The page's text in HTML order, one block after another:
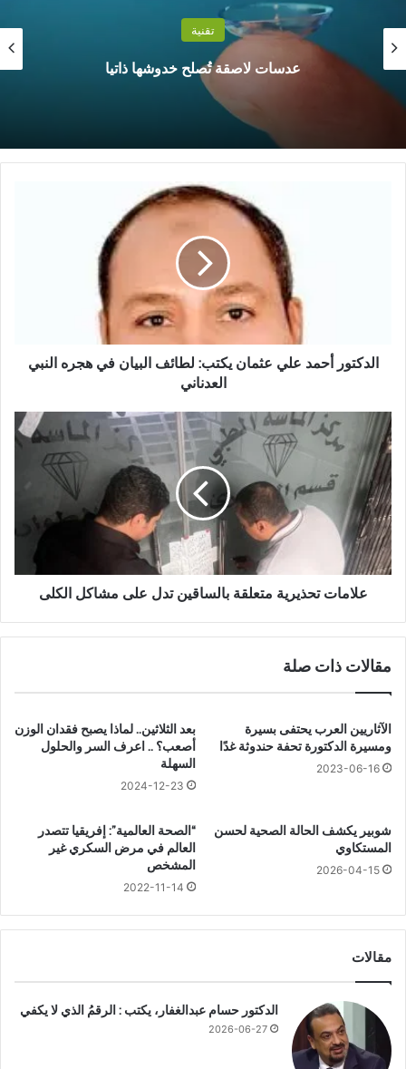
تقنية
عدسات لاصقة تُصلح خدوشها ذاتيا
ل
ي
ع
ث
م
ا
ن
ي
ك
ط
ف
ا
ل
ن
ف
ي
ج
ر
ل
ي
الدكتور أحمد علي عثمان يكتب: لطائف البيان في هجره النبي
العدناني
ع
ل
ا
م
ا
ت
ت
ح
ذ
م
ل
ق
ة
س
ق
ن
ت
د
ى
م
علامات تحذيرية متعلقة بالساقين تدل على مشاكل الكلى
مقالات ذات صلة
الآثاريين العرب يحتفى بسيرة
ومسيرة الدكتورة تحفة حندوثة غدًا
2023-06-16
بعد الثلاثين.. لماذا يصبح فقدان الوزن
أصعب؟ .. اعرف السر والحلول
السهلة
2024-12-23
شوبير يكشف الحالة الصحية لحسن
المستكاوي
2026-04-15
“الصحة العالمية”: إفريقيا تتصدر
العالم في مرض السكري غير
المشخص
2022-11-14
مقالات
الدكتور حسام عبدالغفار، يكتب : الرقمُ الذي لا يكفي
2026-06-27